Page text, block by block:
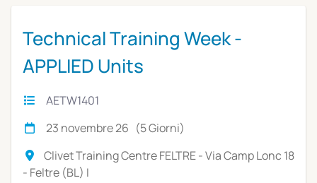
Technical Training Week -
APPLIED Units
AETW1401
23 novembre 26 (5 Giorni)
Clivet Training Centre FELTRE - Via Camp Lonc 18
- Feltre (BL) I